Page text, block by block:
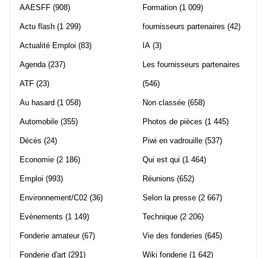
AAESFF (908)
Actu flash (1 299)
Actualité Emploi (83)
Agenda (237)
ATF (23)
Au hasard (1 058)
Automobile (355)
Décès (24)
Economie (2 186)
Emploi (993)
Environnement/C02 (36)
Evènements (1 149)
Fonderie amateur(67)
Fonderie d'art (291)
Formation (1 009)
fournisseurs partenaires (42)
IA (3)
Les fournisseurs partenaires
(546)
Non classée (658)
Photos de pièces (1 445)
Piwi en vadrouille (537)
Qui est qui (1 464)
Réunions (652)
Selon la presse (2 667)
Technique (2 206)
Vie des fonderies (645)
Wiki fonderie (1 642)